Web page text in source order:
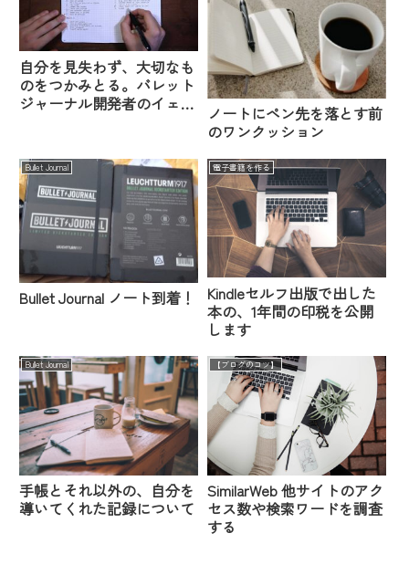
自分を見失わず、大切なも
のをつかみとる。バレット
ジャーナル開発者のイェー
ノートにペン先を落とす前
のワンクッション
Bullet Journal
Bullet Journal ノート到着！
電子書籍を作る
Kindleセルフ出版で出した
本の、1年間の印税を公開
します
Bullet Journal
手帳とそれ以外の、自分を
導いてくれた記録について
【ブログのコツ】
SimilarWeb 他サイトのアク
セス数や検索ワードを調査
する